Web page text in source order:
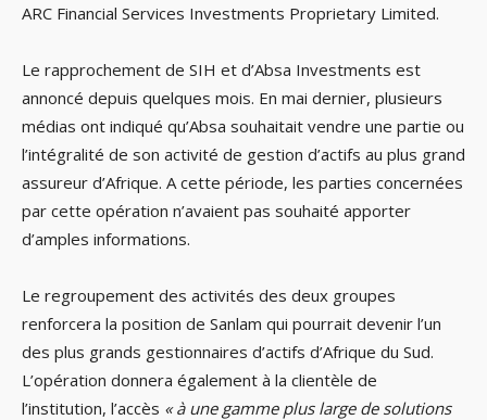
ARC Financial Services Investments Proprietary Limited.
Le rapprochement de SIH et d’Absa Investments est
annoncé depuis quelques mois. En mai dernier, plusieurs
médias ont indiqué qu’Absa souhaitait vendre une partie ou
l’intégralité de son activité de gestion d’actifs au plus grand
assureur d’Afrique. A cette période, les parties concernées
par cette opération n’avaient pas souhaité apporter
d’amples informations.
Le regroupement des activités des deux groupes
renforcera la position de Sanlam qui pourrait devenir l’un
des plus grands gestionnaires d’actifs d’Afrique du Sud.
L’opération donnera également à la clientèle de
l’institution, l’accès « à une gamme plus large de solutions